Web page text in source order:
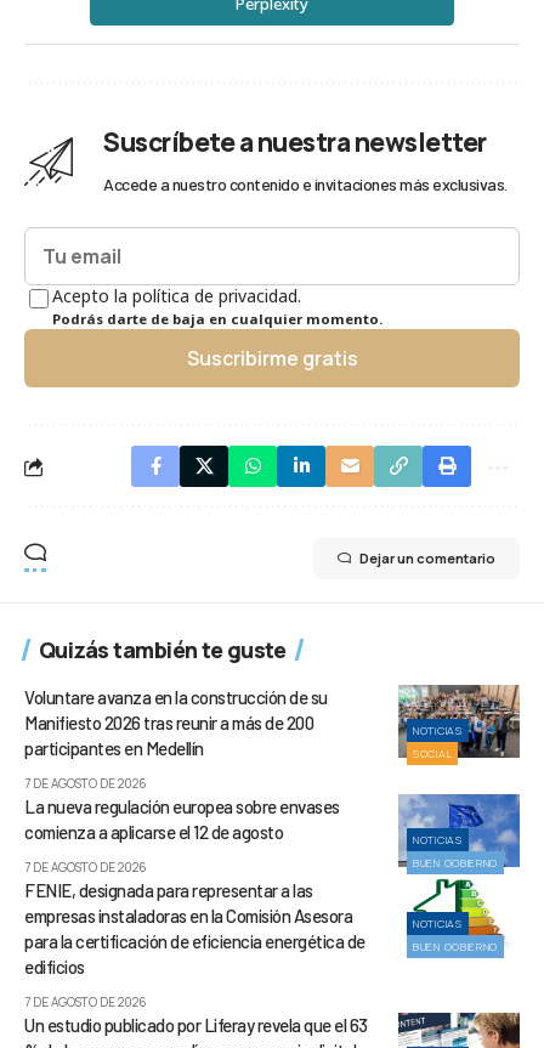
Suscríbete a nuestra newsletter
Accede a nuestro contenido e invitaciones más exclusivas.
Acepto la política de privacidad.
Podrás darte de baja en cualquier momento.
Suscribirme gratis
Dejar un comentario
Quizás también te guste
NOTICIAS
SOCIAL
Voluntare avanza en la construcción de su
Manifiesto 2026 tras reunir a más de 200
participantes en Medellín
7 DE AGOSTO DE 2026
NOTICIAS
BUEN GOBIERNO
La nueva regulación europea sobre envases
comienza a aplicarse el 12 de agosto
7 DE AGOSTO DE 2026
NOTICIAS
BUEN GOBIERNO
FENIE, designada para representar a las
empresas instaladoras en la Comisión Asesora
para la certificación de eficiencia energética de
edificios
7 DE AGOSTO DE 2026
Un estudio publicado por Liferay revela que el 63